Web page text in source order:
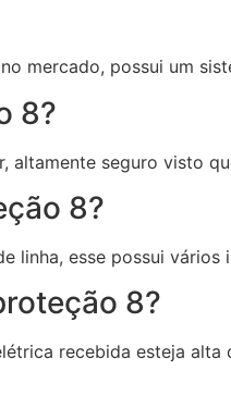
mercado, possui um
8?
seguro visto
8?
linha, esse possui
8?
recebida esteja